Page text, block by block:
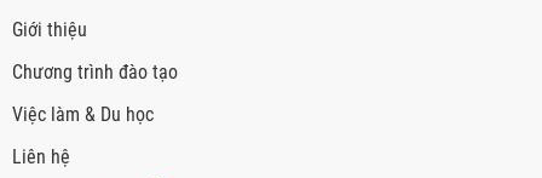
Giới thiệu
Chương trình đào tạo
Việc làm & Du học
Liên hệ